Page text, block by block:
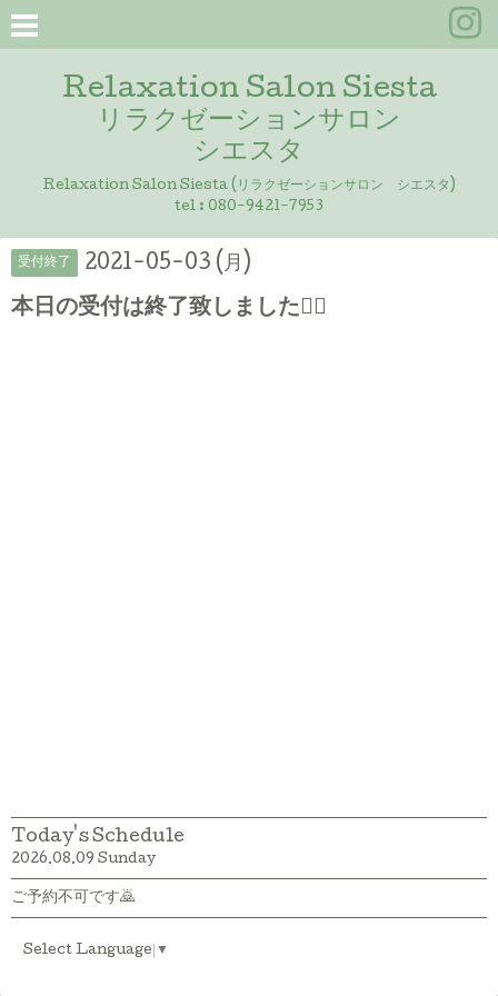
Relaxation Salon Siesta
リラクゼーションサロン
シエスタ
Relaxation Salon Siesta (リラクゼーションサロン シエスタ)
tel : 080-9421-7953
受付終了 2021-05-03 (月)
本日の受付は終了致しました🙇‍♀️
Today's Schedule
2026.08.09 Sunday
ご予約不可です🙇
Select Language ▼